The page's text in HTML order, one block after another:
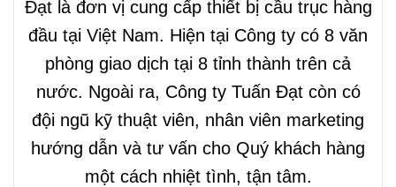
Đạt là đơn vị cung cấp thiết bị cầu trục hàng
đầu tại Việt Nam. Hiện tại Công ty có 8 văn
phòng giao dịch tại 8 tỉnh thành trên cả
nước. Ngoài ra, Công ty Tuấn Đạt còn có
đội ngũ kỹ thuật viên, nhân viên marketing
hướng dẫn và tư vấn cho Quý khách hàng
một cách nhiệt tình, tận tâm.